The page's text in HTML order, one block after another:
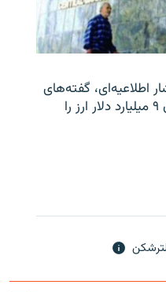
اطلاعیه‌ای، گفته‌های
یک نماینده مجلس درباره گم شدن ۹ میلیارد دلار ارز را